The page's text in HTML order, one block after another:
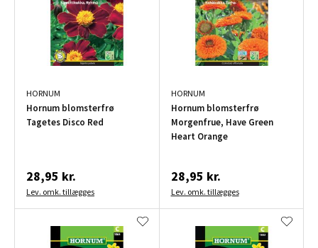
HORNUM
Hornum blomsterfrø
Tagetes Disco Red
28,95 kr.
Lev. omk. tillægges
HORNUM
Hornum blomsterfrø
Morgenfrue, Have Green
Heart Orange
28,95 kr.
Lev. omk. tillægges